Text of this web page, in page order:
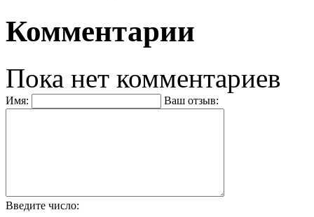
Комментарии
Пока нет комментариев
Имя: Ваш отзыв:
Введите число: